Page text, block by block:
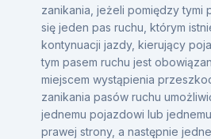
zanikania, jeżeli pomiędzy tymi
się jeden pas ruchu, którym
kontynuacji jazdy, kierujący
tym pasem ruchu jest
miejscem wystąpienia
zanikania pasów ruchu
jednemu pojazdowi lub
prawej strony, a następnie